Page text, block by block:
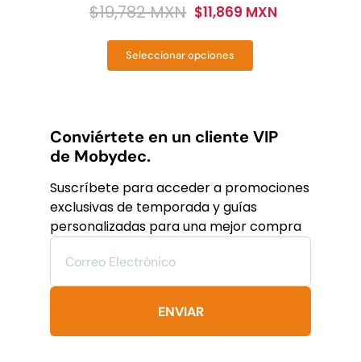
$19,782 MXN
Original
price
$11,869 MXN
Current
price
Seleccionar opciones
Este
variantes.
Las
se
pueden
elegir
en
de
Conviértete en un cliente VIP
de Mobydec.
Suscríbete para acceder a promociones
exclusivas de temporada y guías
personalizadas para una mejor compra
ENVIAR